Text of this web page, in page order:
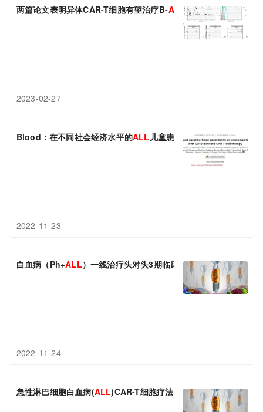
两篇论文表明异体CAR-T细胞有望治疗B-ALL白血病
2023-02-27
Blood：在不同社会经济水平的ALL儿童患者中，CAR-T细胞治疗
2022-11-23
白血病（Ph+ALL）一线治疗头对头3期临床：Iclusig(普纳替尼)
2022-11-24
急性淋巴细胞白血病(ALL)CAR-T细胞疗法！吉利德Tecartus获